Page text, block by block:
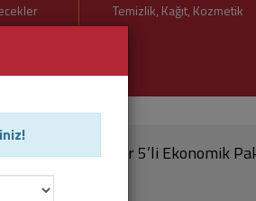
Temizlik, Kağıt, Kozmetik
Oluklu Sünger 5’li Ekonomik